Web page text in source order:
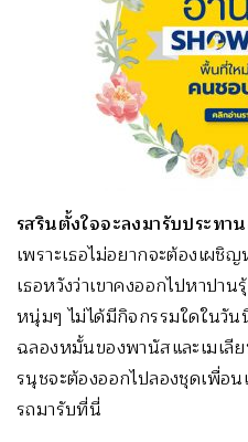
รสรินตั้งใจจะลงมารับประทา
เพราะเธอไม่อยากจะต้องเผ
เธอหวังว่าเขาคงออกไปหาปา
หนุ่มๆ ไม่ได้มีกิจกรรมใดในวั
ฉลองหมั้นของพานัสและเมเลี
รนุชจะต้องออกไปลองชุดเพื่อ
รถมารับที่นี่